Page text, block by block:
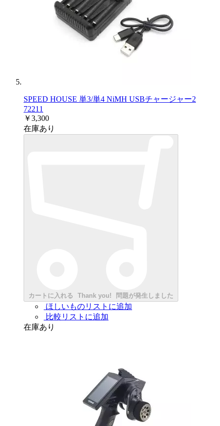
SPEED HOUSE 単3/単4 NiMH USBチャージャー2
72211
￥3,300
在庫あり
カートに入れる Thank you! 問題が発生しました
ほしいものリストに追加
比較リストに追加
在庫あり